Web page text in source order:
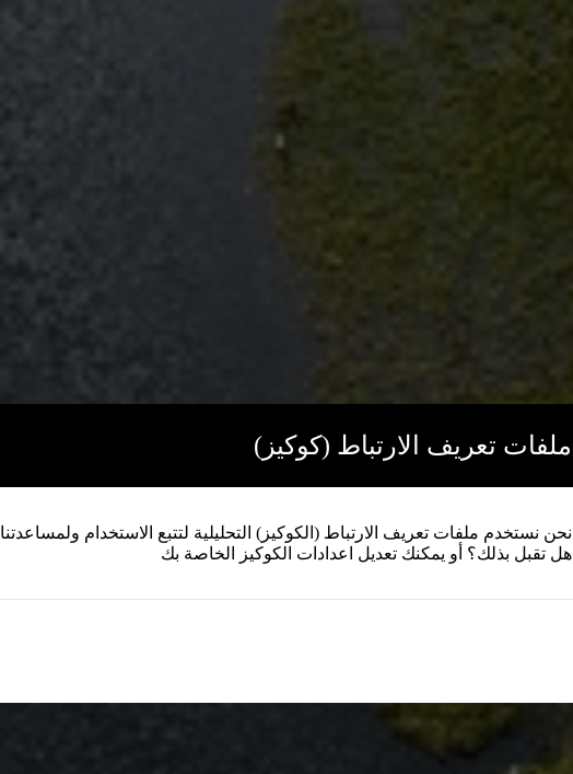
ملفات تعريف الارتباط (كوكيز)
نحن نستخدم ملفات تعريف الارتباط (الكوكيز) التحليلية لتتبع الاستخدام
هل تقبل بذلك؟ أو يمكنك تعديل اعدادات الكوكيز الخاصة بك